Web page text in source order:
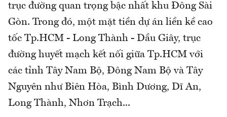
trục đường quan trọng bậc nhất khu Đông Sài
Gòn. Trong đó, một mặt tiền dự án liền kề cao
tốc Tp.HCM - Long Thành - Dầu Giây, trục
đường huyết mạch kết nối giữa Tp.HCM với
các tỉnh Tây Nam Bộ, Đông Nam Bộ và Tây
Nguyên như Biên Hòa, Bình Dương, Dĩ An,
Long Thành, Nhơn Trạch...